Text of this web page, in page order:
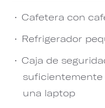
Cafetera con
Refrigerador
Caja de
suficientemente
una laptop